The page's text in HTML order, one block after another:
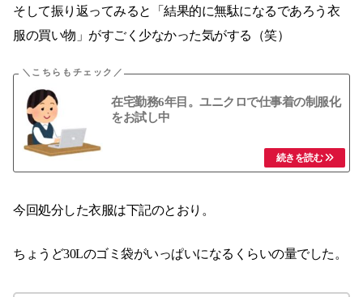
そして振り返ってみると「結果的に無駄になるであろう衣
服の買い物」がすごく少なかった気がする（笑）
在宅勤務6年目。ユニクロで仕事着の制服化
をお試し中
今回処分した衣服は下記のとおり。
ちょうど30Lのゴミ袋がいっぱいになるくらいの量でした。